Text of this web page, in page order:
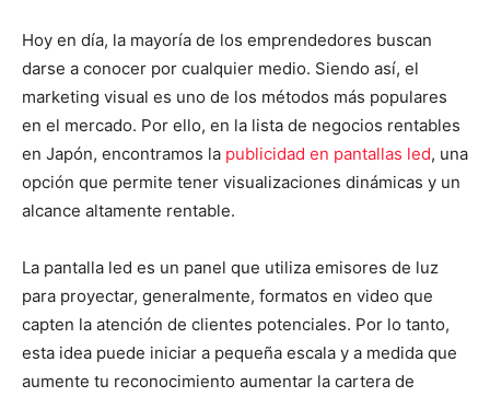
Hoy en día, la mayoría de los emprendedores buscan
darse a conocer por cualquier medio. Siendo así, el
marketing visual es uno de los métodos más populares
en el mercado. Por ello, en la lista de negocios rentables
en Japón, encontramos la publicidad en pantallas led, una
opción que permite tener visualizaciones dinámicas y un
alcance altamente rentable.
La pantalla led es un panel que utiliza emisores de luz
para proyectar, generalmente, formatos en video que
capten la atención de clientes potenciales. Por lo tanto,
esta idea puede iniciar a pequeña escala y a medida que
aumente tu reconocimiento aumentar la cartera de